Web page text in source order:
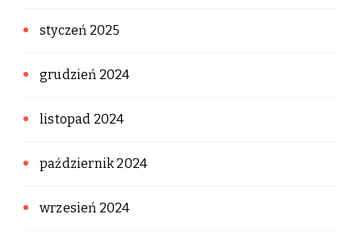
styczeń 2025
grudzień 2024
listopad 2024
październik 2024
wrzesień 2024